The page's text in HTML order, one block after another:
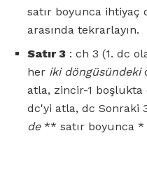
satır boyunca
arasında tekrarlayın.
Satır 3 : ch 3 (1. dc
her iki döngüsündeki
atla, zincir-1 boşlukta
dc'yi atla, dc Sonraki
de** satır boyunca *